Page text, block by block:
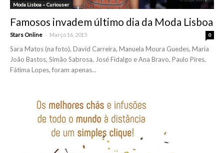
Moda Lisboa – Curiouser
Famosos invadem último dia da Moda Lisboa
Stars Online - Março 16, 2015 0
Sara Matos (na foto), David Carreira, Manuela Moura Guedes, Maria
João Bastos, Simão Sabrosa, José Fidalgo e Ana Bravo, Paulo Pires,
Fátima Lopes, foram apenas...